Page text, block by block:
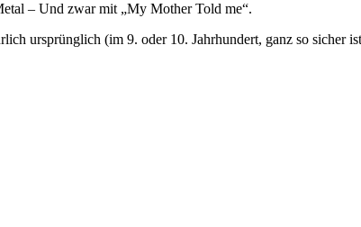
– Und zwar mit „My Mother Told me“.
ursprünglich (im 9. oder 10. Jahrhundert, ganz so sicher